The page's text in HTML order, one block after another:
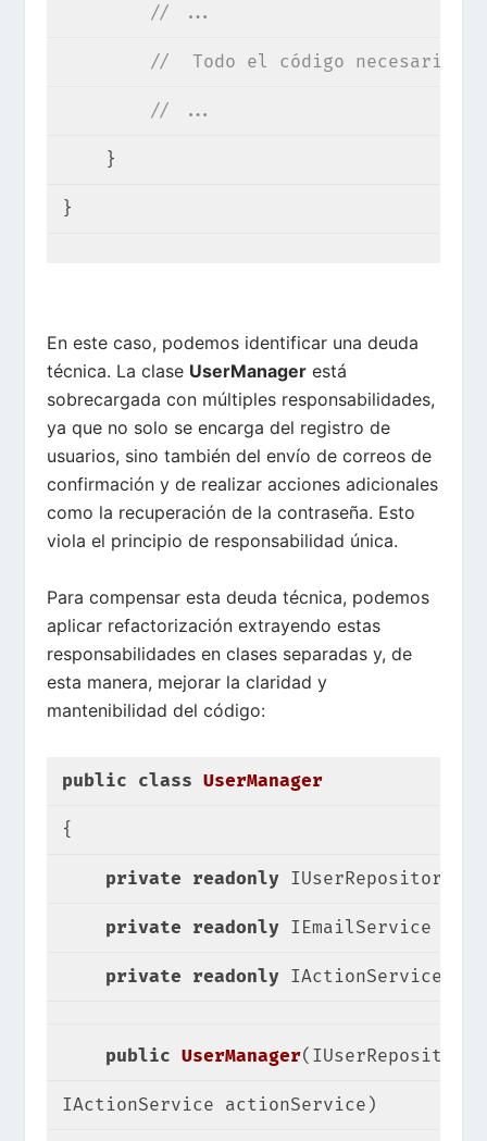
// ...
//  Todo el código necesario
// ...
    }
}
En este caso, podemos identificar una deuda
técnica. La clase UserManager está
sobrecargada con múltiples responsabilidades,
ya que no solo se encarga del registro de
usuarios, sino también del envío de correos de
confirmación y de realizar acciones adicionales
como la recuperación de la contraseña. Esto
viola el principio de responsabilidad única.
Para compensar esta deuda técnica, podemos
aplicar refactorización extrayendo estas
responsabilidades en clases separadas y, de
esta manera, mejorar la claridad y
mantenibilidad del código:
public class UserManager
{
private readonly IUserRepository
private readonly IEmailService
private readonly IActionService
public UserManager(
IActionService actionService )